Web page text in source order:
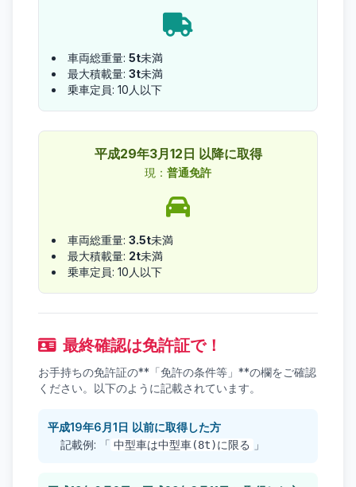
車両総重量: 5t未満
最大積載量: 3t未満
乗車定員: 10人以下
平成29年3月12日 以降に取得
現： 普通免許
車両総重量: 3.5t未満
最大積載量: 2t未満
乗車定員: 10人以下
最終確認は免許証で！
お手持ちの免許証の**「免許の条件等」**の欄をご確認
ください。以下のように記載されています。
平成19年6月1日 以前に取得した方
記載例: 「 中型車は中型車(8t)に限る 」